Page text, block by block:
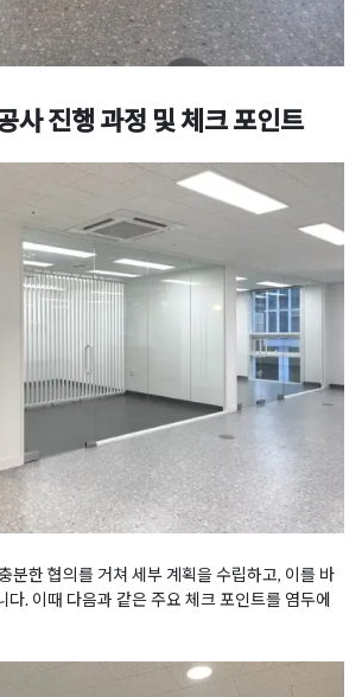
사 진행 과정 및 체크 포인트
분한 협의를 거쳐 세부 계획을 수립하고, 이를 바
다. 이때 다음과 같은 주요 체크 포인트를 염두에